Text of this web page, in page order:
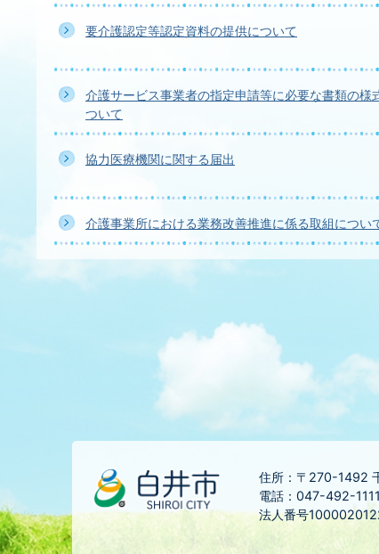
要介護認定等認定資料の提供について
介護サービス事業者の指定申請等に必要な書類の様
ついて
協力医療機関に関する届出
介護事業所における業務改善推進に係る取組につい
住所：〒270-1492
電話：047-492-1111
法人番号